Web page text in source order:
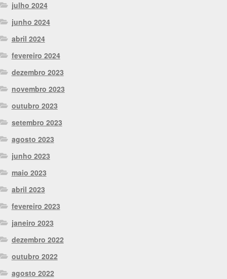
julho 2024
junho 2024
abril 2024
fevereiro 2024
dezembro 2023
novembro 2023
outubro 2023
setembro 2023
agosto 2023
junho 2023
maio 2023
abril 2023
fevereiro 2023
janeiro 2023
dezembro 2022
outubro 2022
agosto 2022